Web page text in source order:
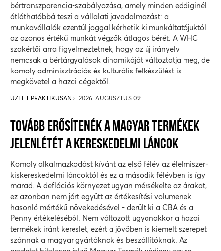
bértranszparencia-szabályozása, amely minden eddiginél
átláthatóbbá teszi a vállalati javadalmazást: a
munkavállalók ezentúl joggal kérhetik ki munkáltatójuktól
az azonos értékű munkát végzők átlagos bérét. A WHC
szakértői arra figyelmeztetnek, hogy az új irányelv
nemcsak a bértárgyalások dinamikáját változtatja meg, de
komoly adminisztrációs és kulturális felkészülést is
megkövetel a hazai cégektől.
ÜZLET PRAKTIKUSAN 2026. AUGUSZTUS 09.
TOVÁBB ERŐSÍTENÉK A MAGYAR TERMÉKEK
JELENLÉTÉT A KERESKEDELMI LÁNCOK
Komoly alkalmazkodást kívánt az első félév az élelmiszer-
kiskereskedelmi láncoktól és ez a második félévben is így
marad. A deflációs környezet ugyan mérsékelte az árakat,
ez azonban nem járt együtt az értékesítési volumenek
hasonló mértékű növekedésével - derült ki a CBA és a
Penny értékeléséből. Nem változott ugyanakkor a hazai
termékek iránt kereslet, ezért a jövőben is kiemelt szerepet
szánnak a magyar gyártóknak és beszállítóknak. Az